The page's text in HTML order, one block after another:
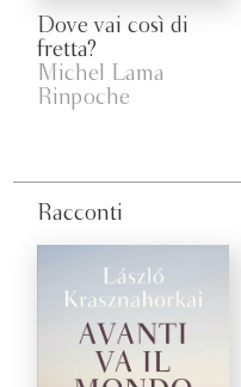
Dove vai così di
fretta?
Michel Lama
Rinpoche
Racconti